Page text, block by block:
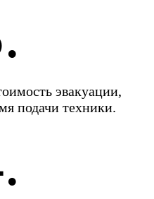
эвакуации,
подачи техники.